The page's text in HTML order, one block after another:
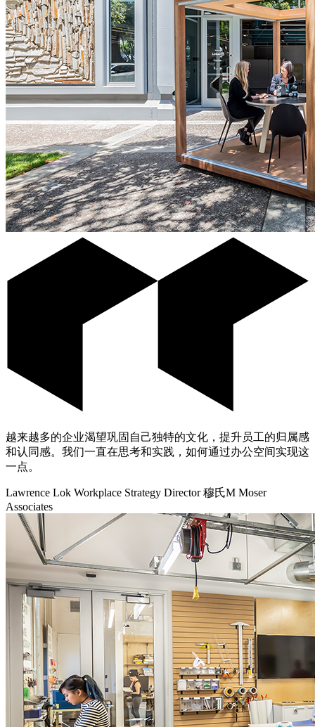
越来越多的企业渴望巩固自己独特的文化，提升员工的归属感
和认同感。我们一直在思考和实践，如何通过办公空间实现这
一点。
Lawrence Lok Workplace Strategy Director 穆氏M Moser
Associates